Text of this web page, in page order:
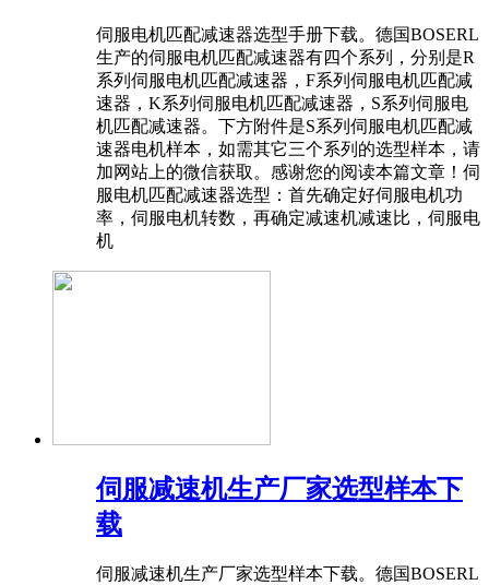
伺服电机匹配减速器选型手册下载。德国BOSERL
生产的伺服电机匹配减速器有四个系列，分别是R
系列伺服电机匹配减速器，F系列伺服电机匹配减
速器，K系列伺服电机匹配减速器，S系列伺服电
机匹配减速器。下方附件是S系列伺服电机匹配减
速器电机样本，如需其它三个系列的选型样本，请
加网站上的微信获取。感谢您的阅读本篇文章！伺
服电机匹配减速器选型：首先确定好伺服电机功
率，伺服电机转数，再确定减速机减速比，伺服电
机
伺服减速机生产厂家选型样本下
载
伺服减速机生产厂家选型样本下载。德国BOSERL